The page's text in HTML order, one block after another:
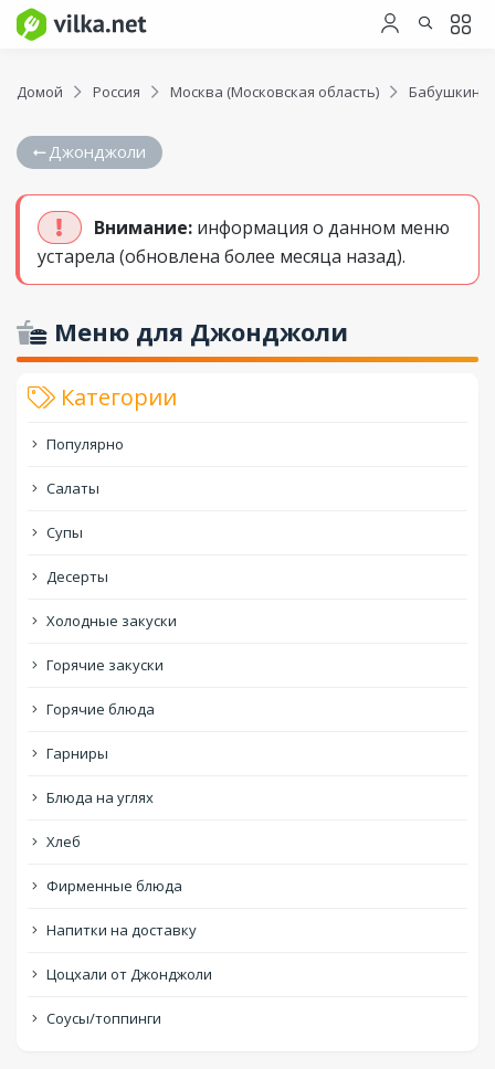
Домой Россия Москва (Московская область)
Джонджоли
Внимание: информация о данном меню
устарела (обновлена более месяца назад).
Меню для Джонджоли
Категории
Популярно
Салаты
Супы
Десерты
Холодные закуски
Горячие закуски
Горячие блюда
Гарниры
Блюда на углях
Хлеб
Фирменные блюда
Напитки на доставку
Цоцхали от Джонджоли
Соусы/топпинги